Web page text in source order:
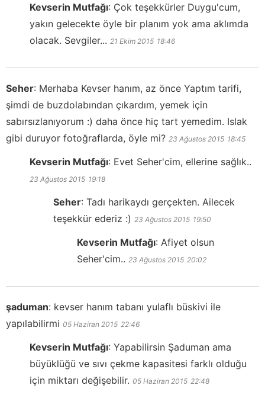
Kevserin Mutfağı: Çok teşekkürler Duygu'cum,
yakın gelecekte öyle bir planım yok ama aklımda
olacak. Sevgiler... 21 Ekim 2015 18:46
Seher: Merhaba Kevser hanım, az önce Yaptım tarifi,
şimdi de buzdolabından çıkardım, yemek için
sabırsızlanıyorum :) daha önce hiç tart yemedim. Islak
gibi duruyor fotoğraflarda, öyle mi? 23 Ağustos 2015 18:45
Kevserin Mutfağı: Evet Seher'cim, ellerine sağlık..
23 Ağustos 2015 19:18
Seher: Tadı harikaydı gerçekten. Ailecek
teşekkür ederiz :) 23 Ağustos 2015 19:50
Kevserin Mutfağı: Afiyet olsun
Seher'cim.. 23 Ağustos 2015 20:02
şaduman: kevser hanım tabanı yulaflı büskivi ile
yapılabilirmi 05 Haziran 2015 22:46
Kevserin Mutfağı: Yapabilirsin Şaduman ama
büyüklüğü ve sıvı çekme kapasitesi farklı olduğu
için miktarı değişebilir. 05 Haziran 2015 22:48